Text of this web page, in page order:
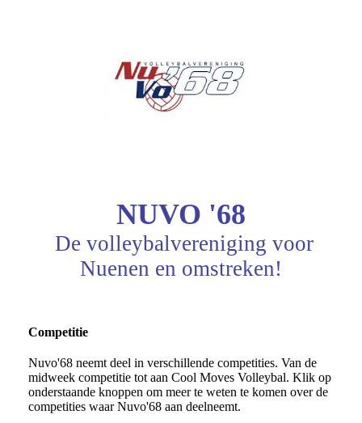
NUVO '68
De volleybalvereniging voor
Nuenen en omstreken!
Competitie
Nuvo'68 neemt deel in verschillende competities. Van de
midweek competitie tot aan Cool Moves Volleybal. Klik op
onderstaande knoppen om meer te weten te komen over de
competities waar Nuvo'68 aan deelneemt.